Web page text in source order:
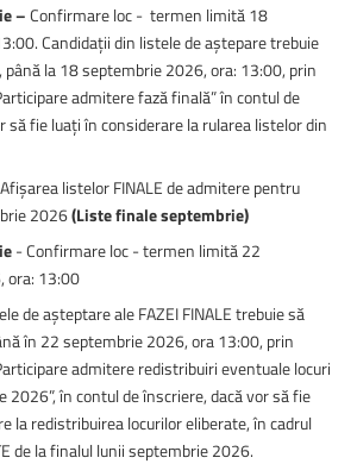
–Confirmare loc - termen limită 18
Candidații din listele de aștepare trebuie
până la 18 septembrie 2026, ora: 13:00, prin
admitere fază finală” în contul de
să fie luați în considerare la rularea listelor din
listelor FINALE de admitere pentru
2026(Liste finale septembrie)
- Confirmare loc - termen limită 22
ora: 13:00
de așteptare ale FAZEI FINALE trebuie să
în 22 septembrie 2026, ora 13:00, prin
admitere redistribuiri eventuale locuri
2026”, în contul de înscriere, dacă vor să fie
la redistribuirea locurilor eliberate, în cadrul
de la finalul lunii septembrie 2026.